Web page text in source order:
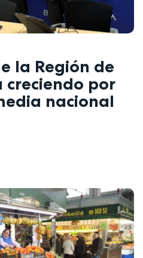
la Región de
creciendo por
nacional